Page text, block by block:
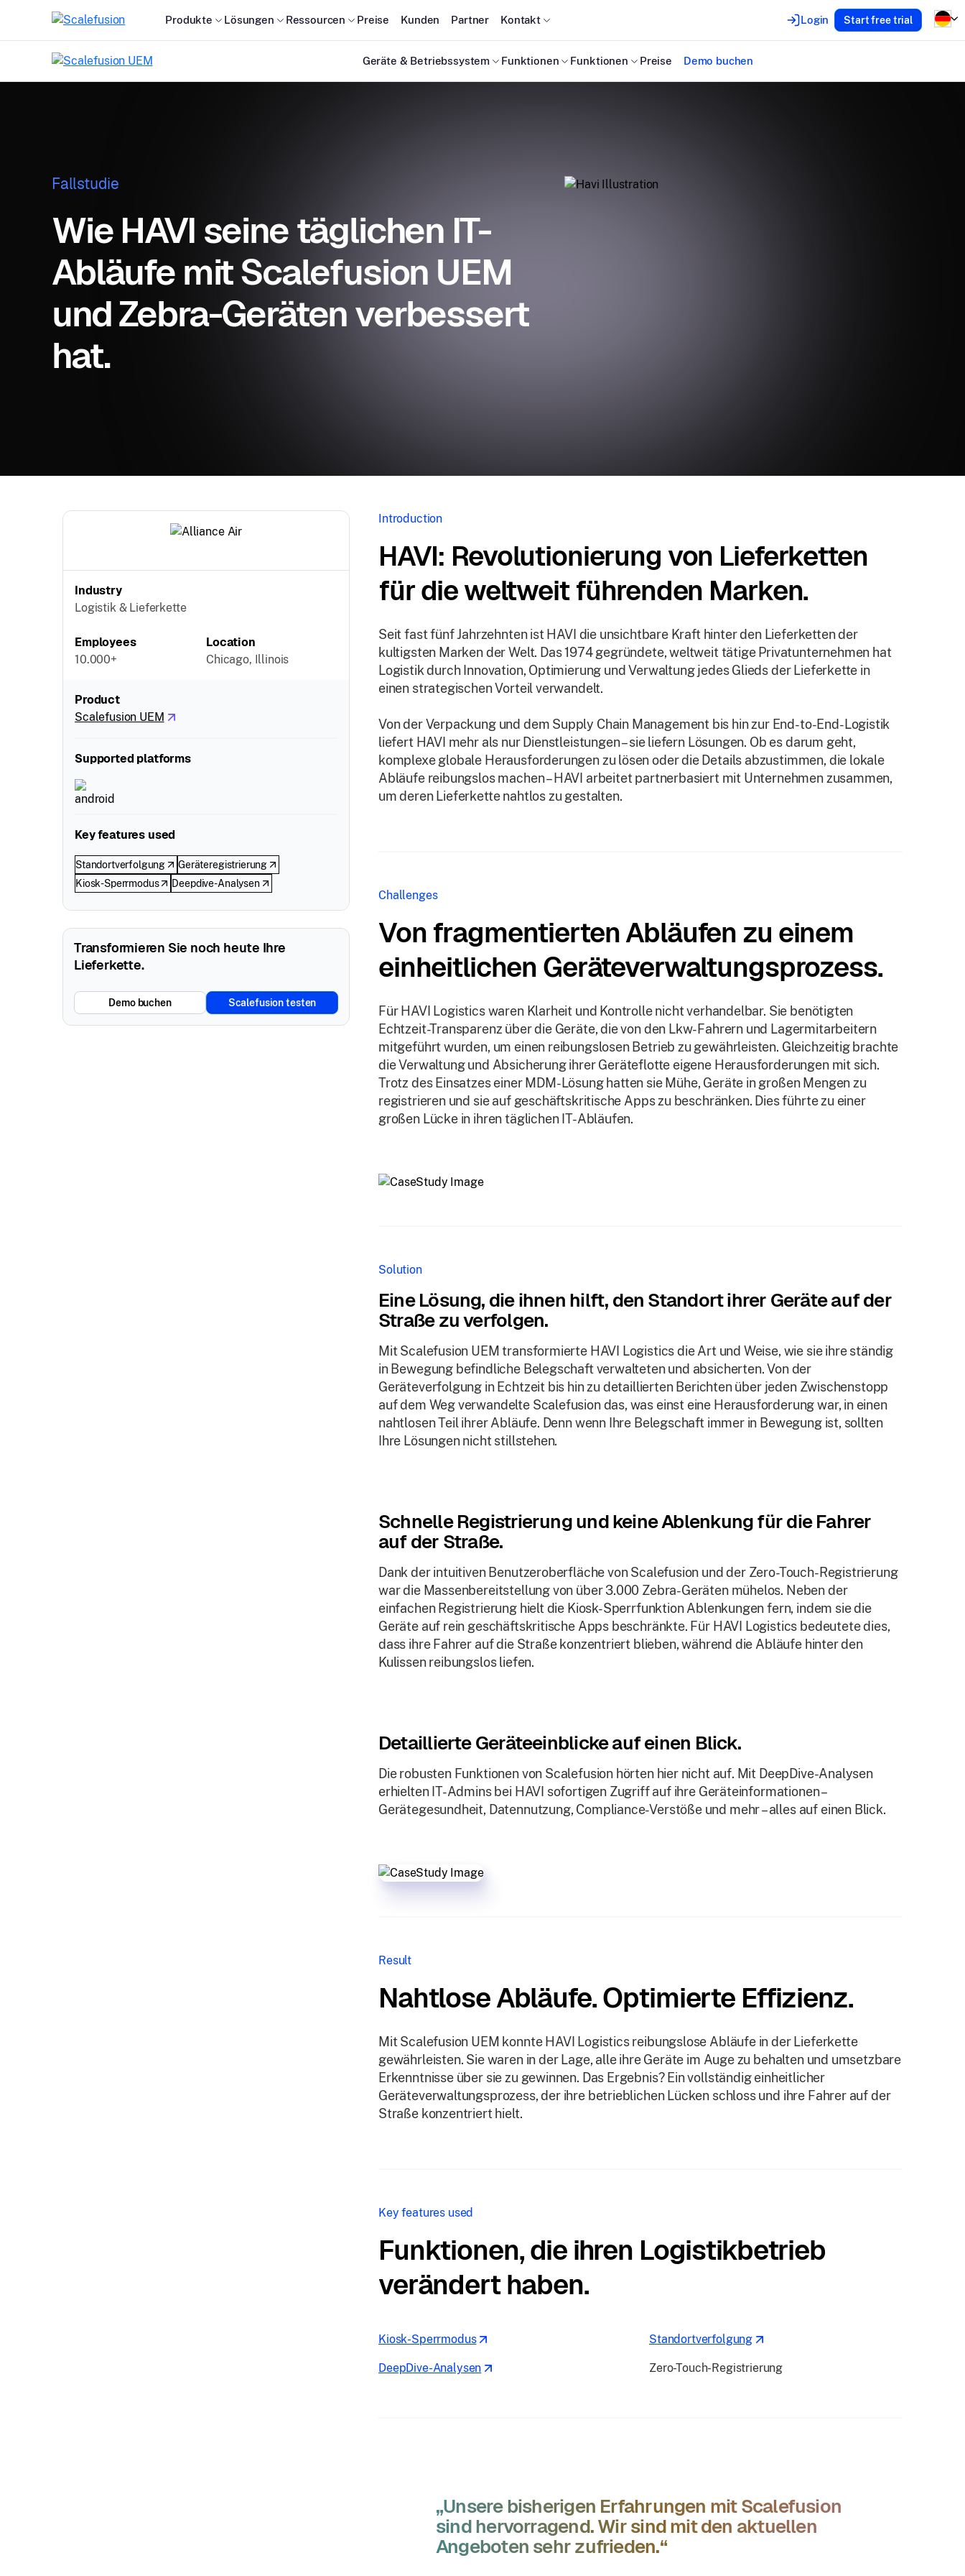
Produkte Lösungen Ressourcen Preise Kunden Partner Kontakt Login Start free trial
Geräte & Betriebssystem Funktionen Funktionen Preise Demo buchen
Fallstudie
Wie HAVI seine täglichen IT-
Abläufe mit Scalefusion UEM
und Zebra-Geräten verbessert
hat.
Industry
Logistik & Lieferkette
Employees
10.000+
Location
Chicago, Illinois
Product
Scalefusion UEM
Supported platforms
Key features used
Standortverfolgung
Geräteregistrierung
Kiosk-Sperrmodus
Deepdive-Analysen
Transformieren Sie noch heute Ihre
Lieferkette.
Demo buchen Scalefusion testen
Introduction
HAVI: Revolutionierung von Lieferketten
für die weltweit führenden Marken.
Seit fast fünf Jahrzehnten ist HAVI die unsichtbare Kraft hinter den Lieferketten der
kultigsten Marken der Welt. Das 1974 gegründete, weltweit tätige Privatunternehmen hat
Logistik durch Innovation, Optimierung und Verwaltung jedes Glieds der Lieferkette in
einen strategischen Vorteil verwandelt.
Von der Verpackung und dem Supply Chain Management bis hin zur End-to-End-Logistik
liefert HAVI mehr als nur Dienstleistungen – sie liefern Lösungen. Ob es darum geht,
komplexe globale Herausforderungen zu lösen oder die Details abzustimmen, die lokale
Abläufe reibungslos machen – HAVI arbeitet partnerbasiert mit Unternehmen zusammen,
um deren Lieferkette nahtlos zu gestalten.
Challenges
Von fragmentierten Abläufen zu einem
einheitlichen Geräteverwaltungsprozess.
Für HAVI Logistics waren Klarheit und Kontrolle nicht verhandelbar. Sie benötigten
Echtzeit-Transparenz über die Geräte, die von den Lkw-Fahrern und Lagermitarbeitern
mitgeführt wurden, um einen reibungslosen Betrieb zu gewährleisten. Gleichzeitig brachte
die Verwaltung und Absicherung ihrer Geräteflotte eigene Herausforderungen mit sich.
Trotz des Einsatzes einer MDM-Lösung hatten sie Mühe, Geräte in großen Mengen zu
registrieren und sie auf geschäftskritische Apps zu beschränken. Dies führte zu einer
großen Lücke in ihren täglichen IT-Abläufen.
Solution
Eine Lösung, die ihnen hilft, den Standort ihrer Geräte auf der
Straße zu verfolgen.
Mit Scalefusion UEM transformierte HAVI Logistics die Art und Weise, wie sie ihre ständig
in Bewegung befindliche Belegschaft verwalteten und absicherten. Von der
Geräteverfolgung in Echtzeit bis hin zu detaillierten Berichten über jeden Zwischenstopp
auf dem Weg verwandelte Scalefusion das, was einst eine Herausforderung war, in einen
nahtlosen Teil ihrer Abläufe. Denn wenn Ihre Belegschaft immer in Bewegung ist, sollten
Ihre Lösungen nicht stillstehen.
Schnelle Registrierung und keine Ablenkung für die Fahrer
auf der Straße.
Dank der intuitiven Benutzeroberfläche von Scalefusion und der Zero-Touch-Registrierung
war die Massenbereitstellung von über 3.000 Zebra-Geräten mühelos. Neben der
einfachen Registrierung hielt die Kiosk-Sperrfunktion Ablenkungen fern, indem sie die
Geräte auf rein geschäftskritische Apps beschränkte. Für HAVI Logistics bedeutete dies,
dass ihre Fahrer auf die Straße konzentriert blieben, während die Abläufe hinter den
Kulissen reibungslos liefen.
Detaillierte Geräteeinblicke auf einen Blick.
Die robusten Funktionen von Scalefusion hörten hier nicht auf. Mit DeepDive-Analysen
erhielten IT-Admins bei HAVI sofortigen Zugriff auf ihre Geräteinformationen –
Gerätegesundheit, Datennutzung, Compliance-Verstöße und mehr – alles auf einen Blick.
Result
Nahtlose Abläufe. Optimierte Effizienz.
Mit Scalefusion UEM konnte HAVI Logistics reibungslose Abläufe in der Lieferkette
gewährleisten. Sie waren in der Lage, alle ihre Geräte im Auge zu behalten und umsetzbare
Erkenntnisse über sie zu gewinnen. Das Ergebnis? Ein vollständig einheitlicher
Geräteverwaltungsprozess, der ihre betrieblichen Lücken schloss und ihre Fahrer auf der
Straße konzentriert hielt.
Key features used
Funktionen, die ihren Logistikbetrieb
verändert haben.
Kiosk-Sperrmodus Standortverfolgung
DeepDive-Analysen Zero-Touch-Registrierung
„Unsere bisherigen Erfahrungen mit Scalefusion
sind hervorragend. Wir sind mit den aktuellen
Angeboten sehr zufrieden.“